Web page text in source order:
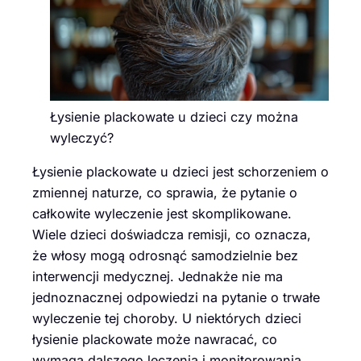
Łysienie plackowate u dzieci czy można
wyleczyć?
Łysienie plackowate u dzieci jest schorzeniem o
zmiennej naturze, co sprawia, że pytanie o
całkowite wyleczenie jest skomplikowane.
Wiele dzieci doświadcza remisji, co oznacza,
że włosy mogą odrosnąć samodzielnie bez
interwencji medycznej. Jednakże nie ma
jednoznacznej odpowiedzi na pytanie o trwałe
wyleczenie tej choroby. U niektórych dzieci
łysienie plackowate może nawracać, co